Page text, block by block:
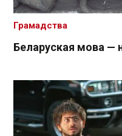
Беларуская мова —
Грамадства